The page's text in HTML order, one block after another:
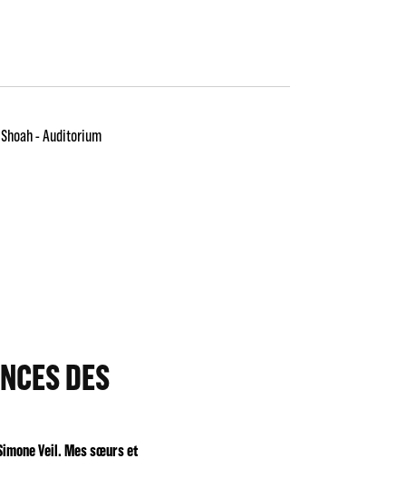
- Auditorium
DES
Veil. Mes sœurs et